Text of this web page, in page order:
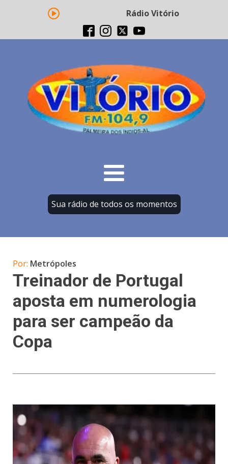
Rádio Vitório FM -
Sua rádio de todos os momentos
Por: Metrópoles
Treinador de Portugal
aposta em numerologia
para ser campeão da
Copa